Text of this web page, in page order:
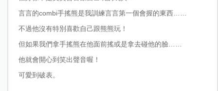
言言的combi手搖熊是我訓練言言第一個會握的東西……
不過他沒有特別喜歡自己跟熊熊玩！
但如果我們拿手搖熊在他面前搖或是拿去碰他的臉……
他就會開心到笑出聲音喔！
可愛到破表。